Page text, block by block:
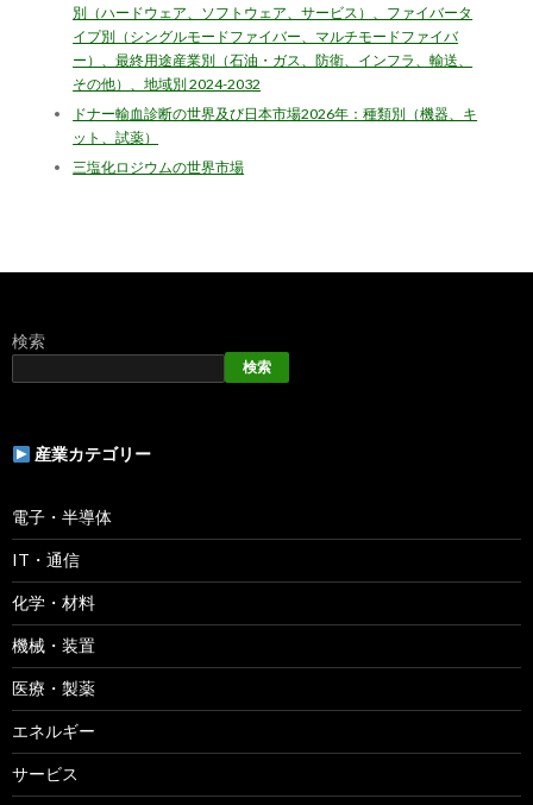
別（ハードウェア、ソフトウェア、サービス）、ファイバータ
イプ別（シングルモードファイバー、マルチモードファイバ
ー）、最終用途産業別（石油・ガス、防衛、インフラ、輸送、
その他）、地域別 2024-2032
ドナー輸血診断の世界及び日本市場2026年：種類別（機器、キ
ット、試薬）
三塩化ロジウムの世界市場
検索
検索
産業カテゴリー
電子・半導体
IT・通信
化学・材料
機械・装置
医療・製薬
エネルギー
サービス